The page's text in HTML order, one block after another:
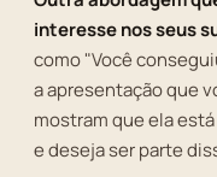
interesse nos seus
como "Você
a apresentação que
mostram que ela
e deseja ser parte